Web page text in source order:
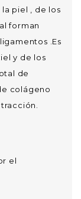
piel , de los
forman
.Es
y de los
de
colágeno
el